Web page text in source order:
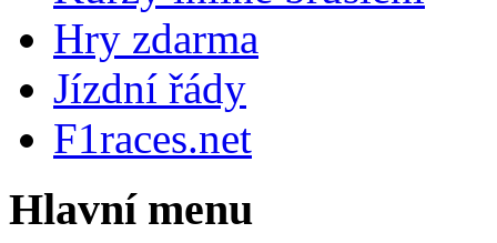
Hry zdarma
Jízdní řády
F1races.net
Hlavní menu